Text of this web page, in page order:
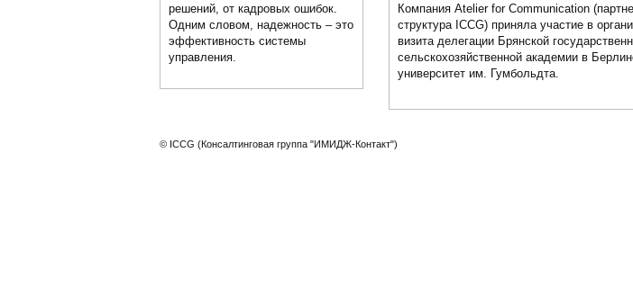
решений, от кадровых ошибок.
Одним словом, надежность – это
эффективность системы
управления.
Компания Atelier for Communication
структура ICCG) приняла участие в
визита делегации Брянской
сельскохозяйственной академии в
университет им. Гумбольдта.
© ICCG (Консалтинговая группа "ИМИДЖ-Контакт")